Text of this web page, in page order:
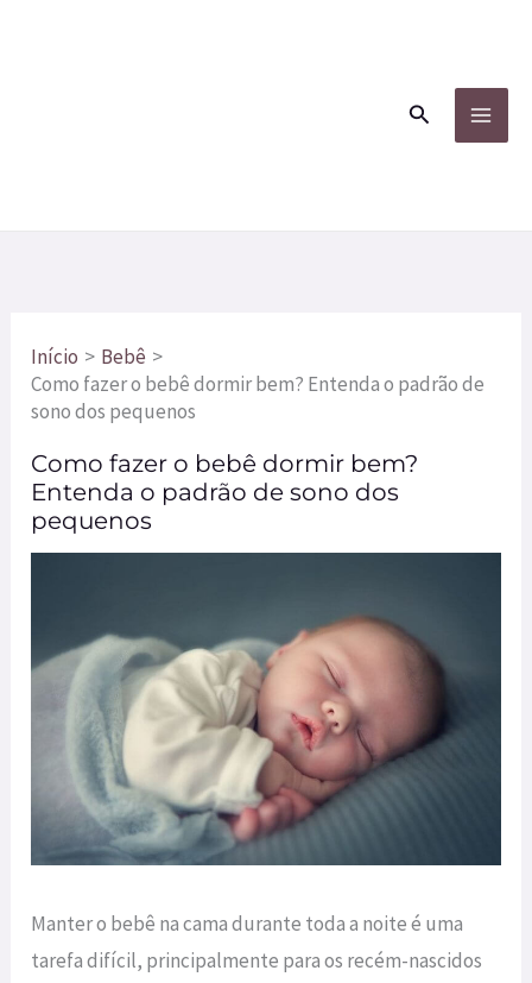
Pesquisar
Início
Bebê
Como fazer o bebê dormir bem? Entenda o padrão de
sono dos pequenos
Como fazer o bebê dormir bem?
Entenda o padrão de sono dos
pequenos
Manter o bebê na cama durante toda a noite é uma
tarefa difícil, principalmente para os recém-nascidos